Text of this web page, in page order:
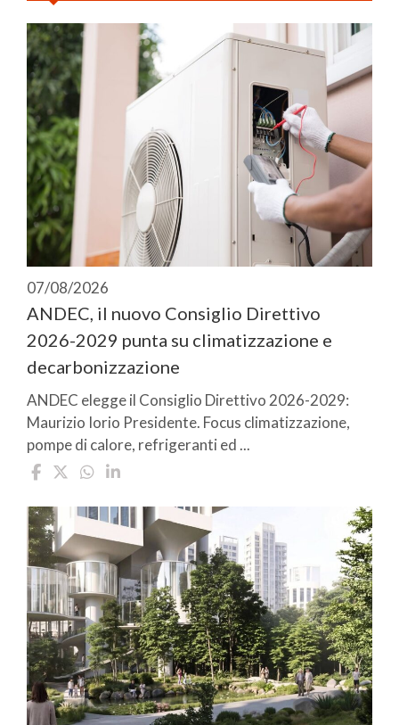
07/08/2026
ANDEC, il nuovo Consiglio Direttivo
2026-2029 punta su climatizzazione e
decarbonizzazione
ANDEC elegge il Consiglio Direttivo 2026-2029:
Maurizio Iorio Presidente. Focus climatizzazione,
pompe di calore, refrigeranti ed ...